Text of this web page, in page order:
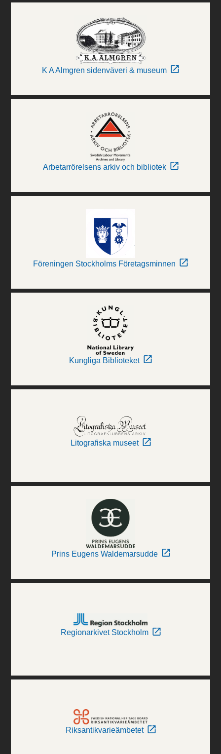
K A Almgren sidenväveri & museum
Arbetarrörelsens arkiv och bibliotek
Föreningen Stockholms Företagsminnen
Kungliga Biblioteket
Litografiska museet
Prins Eugens Waldemarsudde
Regionarkivet Stockholm
Riksantikvarieämbetet